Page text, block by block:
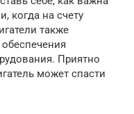
когда на счету
также
Приятно
может спасти